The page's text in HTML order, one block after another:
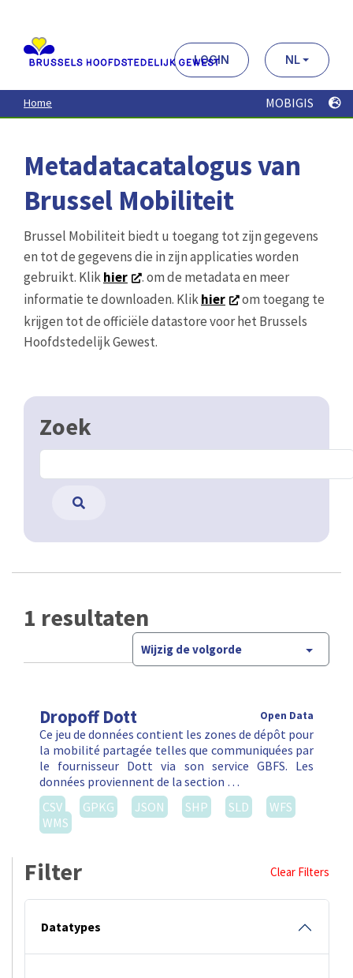
contenu
principal
LOGIN NL
Home MOBIGIS
Metadatacatalogus van
Brussel Mobiliteit
Brussel Mobiliteit biedt u toegang tot zijn gegevens
en tot de gegevens die in zijn applicaties worden
gebruikt. Klikhier
. om de metadata en meer
informatie te downloaden. Klikhier
om toegang te
krijgen tot de officiële datastore voor het Brussels
Hoofdstedelijk Gewest.
Zoek
1 resultaten
Wijzig de volgorde
Dropoff Dott Open Data
Ce jeu de données contient les zones de dépôt pour
la mobilité partagée telles que communiquées par
le fournisseur Dott via son service GBFS. Les
données proviennent de la section …
CSV
GPKG JSON SHP SLD
WFS
WMS
Filter Clear Filters
Datatypes